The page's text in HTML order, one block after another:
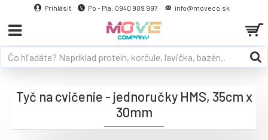
Prihlásiť Po - Pia: 0940 989 997 info@moveco.sk
Tyč na cvičenie - jednoručky HMS, 35cm x
30mm